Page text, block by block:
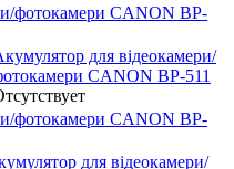
фотокамери CANON BP-
для відеокамери/
CANON BP-511
фотокамери CANON BP-
для відеокамери/